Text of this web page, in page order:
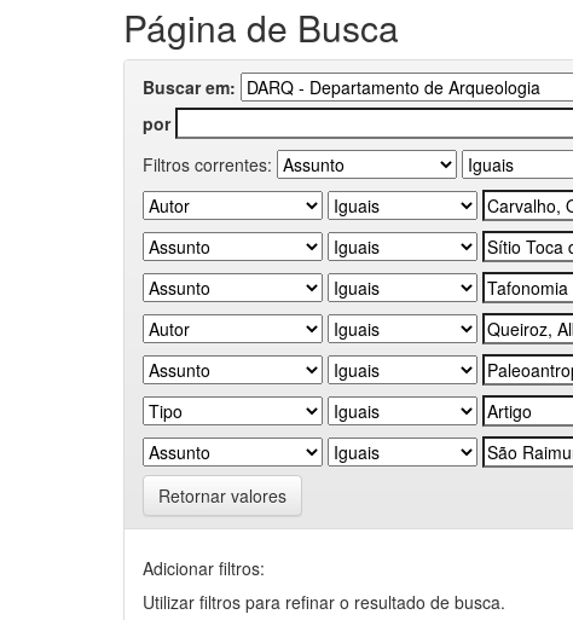
Página de Busca
Buscar em:
por
Filtros correntes:
Retornar valores
Adicionar filtros:
Utilizar filtros para refinar o resultado de busca.